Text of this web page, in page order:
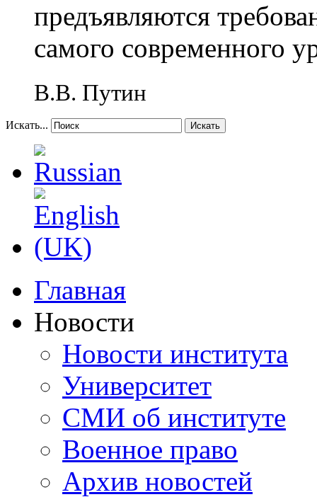
предъявляются
самого современного
В.В. Путин
Искать... Искать
Главная
Новости
Новости института
Университет
СМИ об институте
Военное право
Архив новостей